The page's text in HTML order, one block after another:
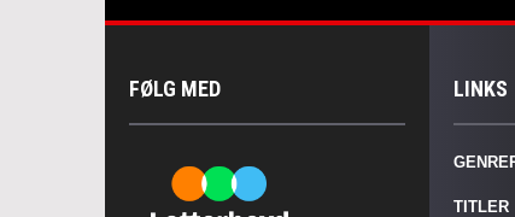
FØLG MED LINKS
TITLER